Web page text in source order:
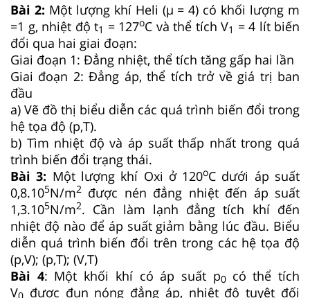
Bài 2: Một lượng khí Heli (μ = 4) có khối lượng m
=1 g, nhiệt độ t1 = 127oC và thể tích V1 = 4 lít biến
đổi qua hai giai đoạn:
Giai đoạn 1: Đẳng nhiệt, thể tích tăng gấp hai lần
Giai đoạn 2: Đẳng áp, thể tích trở về giá trị ban
đầu
a) Vẽ đồ thị biểu diễn các quá trình biến đổi trong
hệ tọa độ (p,T).
b) Tìm nhiệt độ và áp suất thấp nhất trong quá
trình biến đổi trạng thái.
Bài 3: Một lượng khí Oxi ở 120oC dưới áp suất
0,8.105N/m2 được nén đẳng nhiệt đến áp suất
1,3.105N/m2. Cần làm lạnh đẳng tích khí đến
nhiệt độ nào để áp suất giảm bằng lúc đầu. Biểu
diễn quá trình biến đổi trên trong các hệ tọa độ
(p,V); (p,T); (V,T)
Bài 4: Một khối khí có áp suất p0 có thể tích
V
được đun nóng đẳng áp, nhiệt độ tuyệt đối